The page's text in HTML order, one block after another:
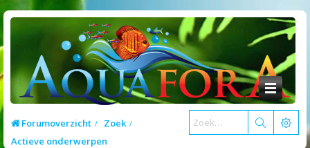
Forumoverzicht
Zoek
Actieve onderwerpen